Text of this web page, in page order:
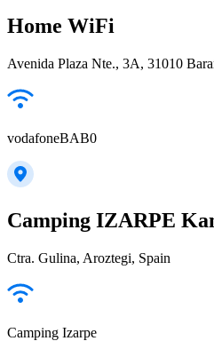
Home WiFi
Avenida Plaza Nte., 3A, 31010
vodafoneBAB0
Camping IZARPE
Ctra. Gulina, Aroztegi, Spain
Camping Izarpe